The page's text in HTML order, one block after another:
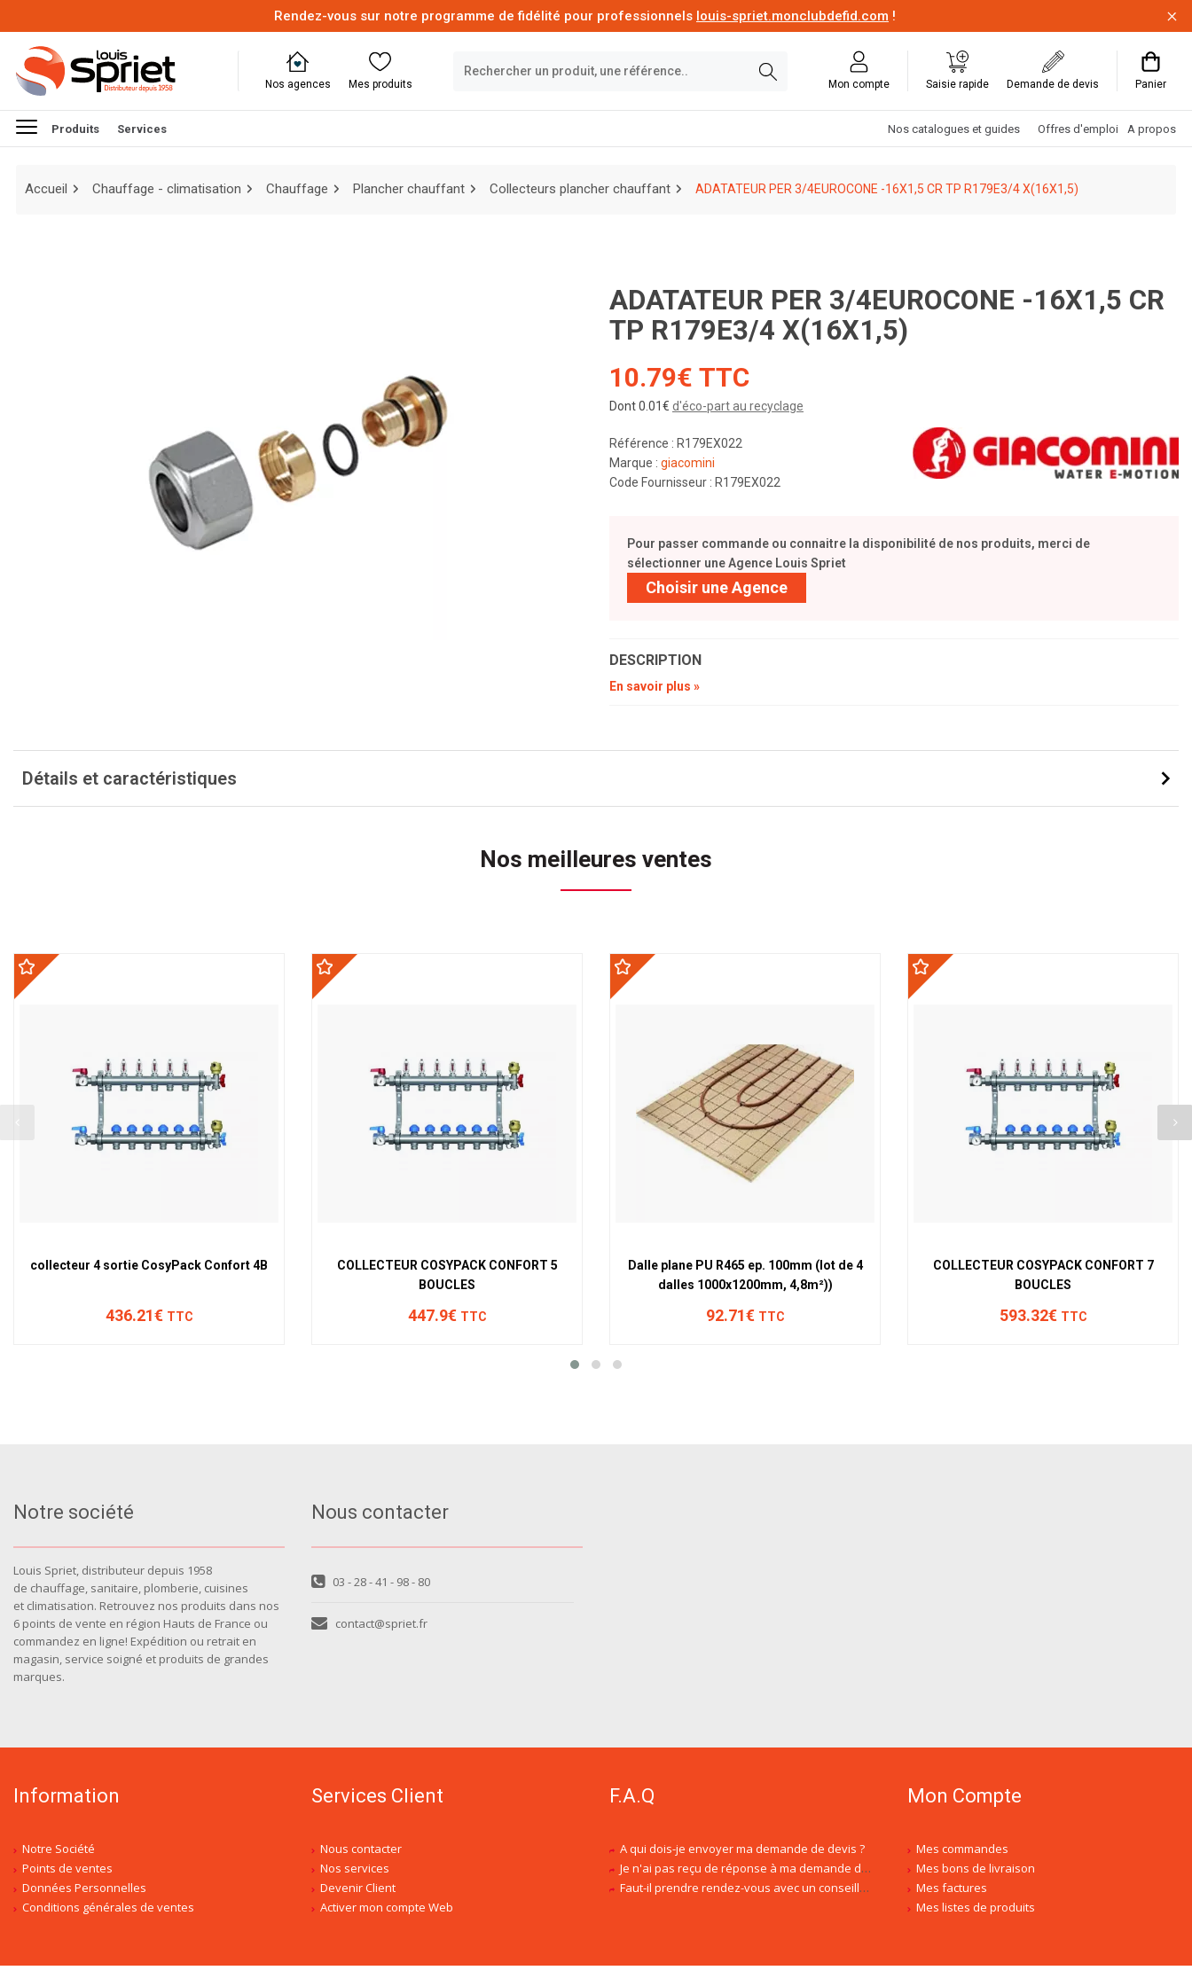
Rendez-vous sur notre programme de fidélité pour professionnels louis-spriet.monclubdefid.com !
Nos agences Mes produits Mon compte Saisie rapide Demande de devis Panier
Produits Services Nos catalogues et guides Offres d'emploi A propos
Accueil Chauffage - climatisation Chauffage Plancher chauffant Collecteurs plancher chauffant ADATATEUR PER 3/4EUROCONE -16X1,5 CR TP R179E3/4 X(16X1,5)
ADATATEUR PER 3/4EUROCONE -16X1,5 CR
TP R179E3/4 X(16X1,5)
10.79€ TTC
Dont 0.01€ d'éco-part au recyclage
Référence : R179EX022
Marque : giacomini
Code Fournisseur : R179EX022
Pour passer commande ou connaitre la disponibilité de nos produits, merci de
sélectionner une Agence Louis Spriet
Choisir une Agence
DESCRIPTION
En savoir plus »
Détails et caractéristiques
Nos meilleures ventes
collecteur 4 sortie CosyPack Confort 4B
436.21€ TTC
COLLECTEUR COSYPACK CONFORT 5
BOUCLES
447.9€ TTC
Dalle plane PU R465 ep. 100mm (lot de 4
dalles 1000x1200mm, 4,8m²))
92.71€ TTC
COLLECTEUR COSYPACK CONFORT 7
BOUCLES
593.32€ TTC
Notre société
Louis Spriet, distributeur depuis 1958
de chauffage, sanitaire, plomberie, cuisines
et climatisation. Retrouvez nos produits dans nos
6 points de vente en région Hauts de France ou
commandez en ligne! Expédition ou retrait en
magasin, service soigné et produits de grandes
marques.
Nous contacter
03 - 28 - 41 - 98 - 80
contact@spriet.fr
Information
Notre Société
Points de ventes
Données Personnelles
Conditions générales de ventes
Services Client
Nous contacter
Nos services
Devenir Client
Activer mon compte Web
F.A.Q
A qui dois-je envoyer ma demande de devis ?
Je n'ai pas reçu de réponse à ma demande de devis, est-ce normal ?
Faut-il prendre rendez-vous avec un conseiller spécialisé ?
Mon Compte
Mes commandes
Mes bons de livraison
Mes factures
Mes listes de produits